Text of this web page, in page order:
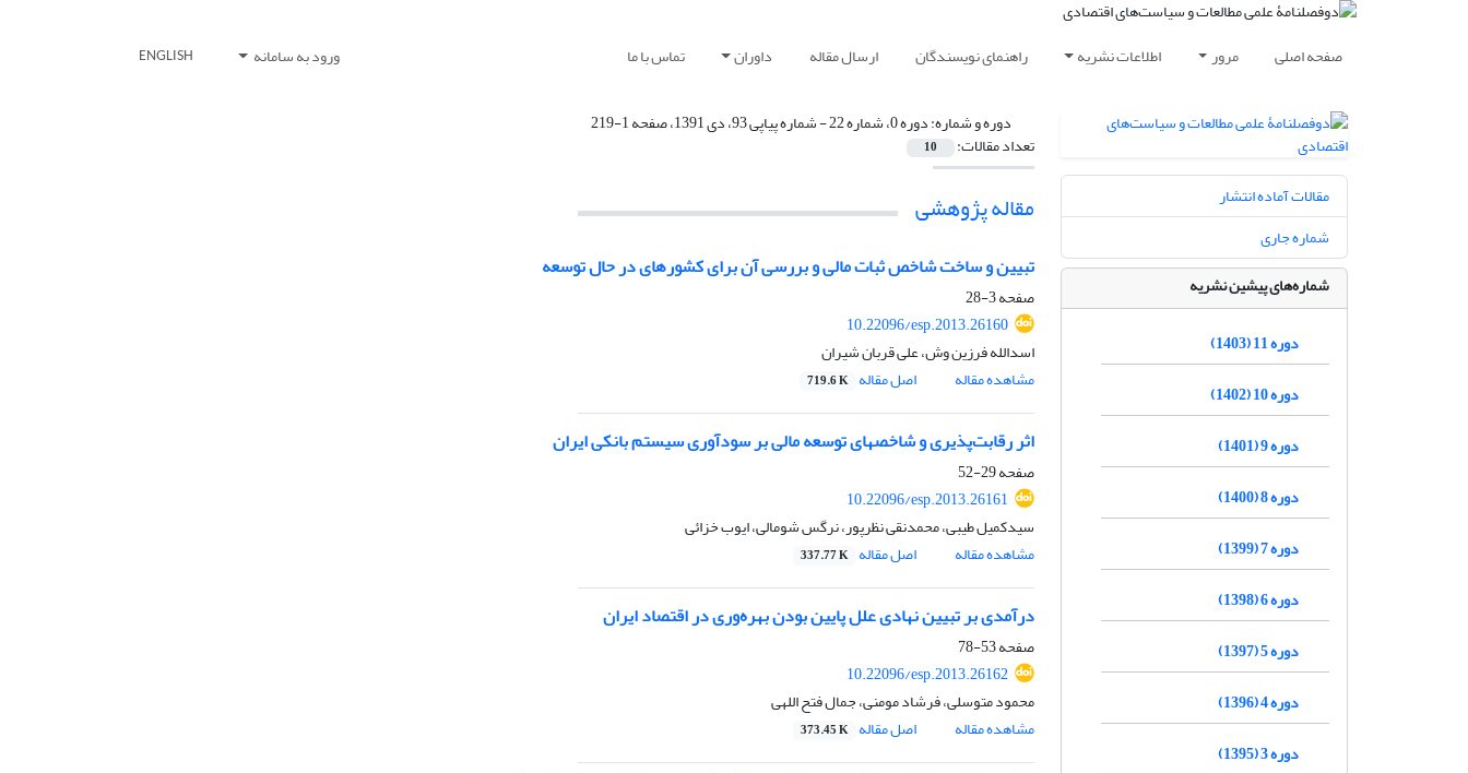
صفحه اصلی مرور اطلاعات نشریه راهنمای نویسندگان ارسال مقاله داوران تماس با ما ورود به سامانه ENGLISH
دوره و شماره:دوره 0، شماره 22 - شماره پیاپی 93، دی 1391، صفحه 1-219
تعداد مقالات: 10
مقاله پژوهشی
تبیین و ساخت شاخص ثبات مالی و بررسی آن برای کشورهای در حال توسعه
صفحه3-28
10.22096/esp.2013.26160
اسدالله فرزین وش، علی قربان شیران
مشاهده مقاله
اصل مقاله 719.6 K
اثر رقابت‌پذیری و شاخصهای توسعه مالی بر سودآوری سیستم بانکی ایران
صفحه29-52
10.22096/esp.2013.26161
سیدکمیل طیبی، محمدنقی نظرپور، نرگس شومالی، ایوب خزائی
مشاهده مقاله
اصل مقاله 337.77 K
درآمدی بر تبیین نهادی علل پایین بودن بهره‌وری در اقتصاد ایران
صفحه53-78
10.22096/esp.2013.26162
محمود متوسلی، فرشاد مومنی، جمال فتح اللهی
مشاهده مقاله
اصل مقاله 373.45 K
مقالات آماده انتشار
شماره جاری
شماره‌های پیشین نشریه
دوره 11 (1403)
دوره 10 (1402)
دوره 9 (1401)
دوره 8 (1400)
دوره 7 (1399)
دوره 6 (1398)
دوره 5 (1397)
دوره 4 (1396)
دوره 3 (1395)